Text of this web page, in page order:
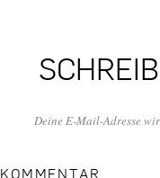
Deine E-Mail-Adresse
KOMMENTAR